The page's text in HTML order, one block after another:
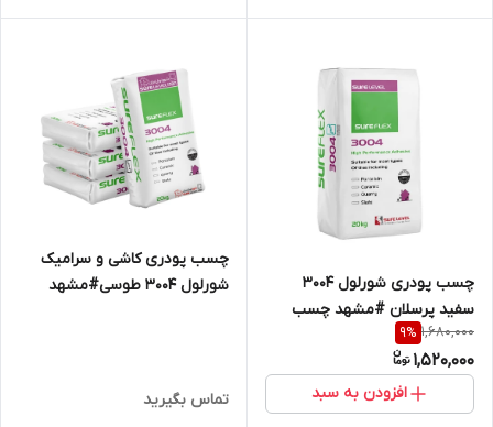
چسب پودری شورلول 3004
سفید پرسلان #مشهد چسب
1,680,000
9%
1,520,000
افزودن به سبد
چسب پودری کاشی و سرامیک
شورلول 3004 طوسی#مشهد
تماس بگیرید